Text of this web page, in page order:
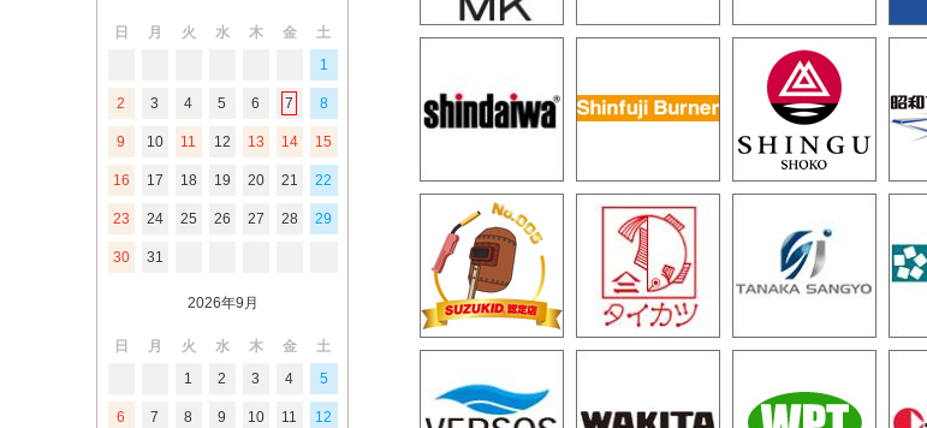
日 月 火 水 木 金
土
1
2 3 4 5 6 7 8
9 10 11 12 13 14 15
16 17 18 19 20 21 22
23 24 25 26 27 28 29
30 31
2026年9月
日 月 火 水 木 金
土
1
2 3 4 5
6 7 8 9 10 11 12